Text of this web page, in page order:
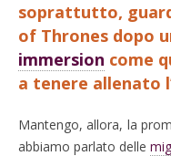
soprattutto,
of Thrones dopo
immersion come
a tenere allenato
Mantengo, allora, la
abbiamo parlato delle